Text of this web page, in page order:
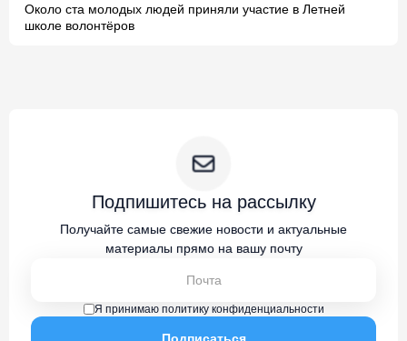
Около ста молодых людей приняли участие в Летней
школе волонтёров
Подпишитесь на рассылку
Получайте самые свежие новости и актуальные
материалы прямо на вашу почту
Я принимаю политику конфиденциальности